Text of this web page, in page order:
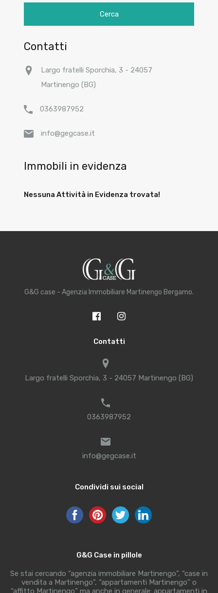
Contatti
Largo fratelli Sporchia, 3 - 24057
Martinengo (BG)
0363987952
info@gegcase.it
Immobili in evidenza
Nessuna Attività in Evidenza trovata!
G&G case - Agenzia Immobiliare Martinengo Bergamo.
Contatti
Largo fratelli Sporchia, 3 - 24057 Martinengo (BG)
0363987952
info@gegcase.it
Condividi sui social
G&G Case in pillole
Se stai cercando “agenzia immobiliare Martinengo”, “case in
vendita a Martinengo”, “appartamenti Martinengo” o
“affitto Martinengo” ma anche in generale: appartamenti in